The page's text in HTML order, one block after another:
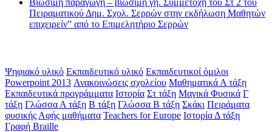
Πειραματικού Δημ. Σχολ. Σερρών στην εκδήλωση Μαθητών
επιχειρείν” από το Επιμελητήριο Σερρών
Ψηφιακό υλικό Εκπαιδευτικό υλικό Εκπαιδευτικοί όμιλοι
Powerpoint 2013 Ανακοινώσεις σχολείου Μαθηματικά Α τάξη
Εκπαιδευτικά προγράμματα Ιστορία Στ τάξη Μαγικά Φυσικά Γ
τάξη Γλώσσα Α τάξη Β τάξη Γλώσσα Β τάξη Σκάκι Πειράματα
φυσικής Αφής μαθήματα Teachers for Europe Ιστορία Δ τάξη
Γραφή Braille